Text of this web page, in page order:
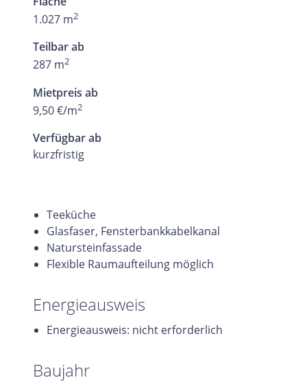
1.027 m2
Teilbar ab
287 m2
Mietpreis ab
9,50 €/m2
Verfügbar ab
kurzfristig
Teeküche
Glasfaser, Fensterbankkabelkanal
Natursteinfassade
Flexible Raumaufteilung möglich
Energieausweis
Energieausweis: nicht erforderlich
Baujahr